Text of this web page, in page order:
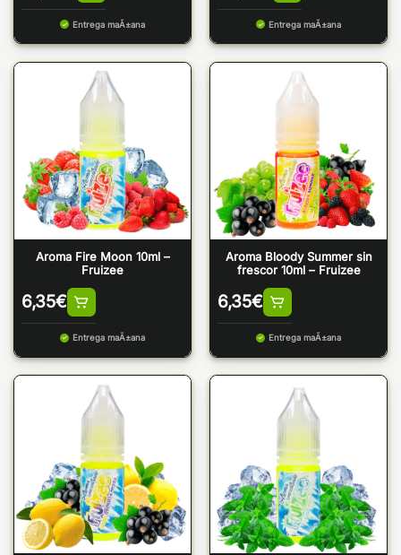
Entrega maÃ±ana Entrega maÃ±ana
Aroma Fire Moon 10ml –
Fruizee
6,35€
Entrega maÃ±ana
Aroma Bloody Summer sin
frescor 10ml – Fruizee
6,35€
Entrega maÃ±ana